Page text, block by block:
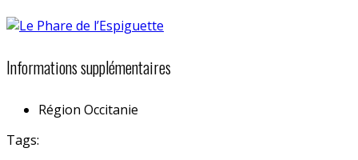
Informations supplémentaires
Région Occitanie
Tags: